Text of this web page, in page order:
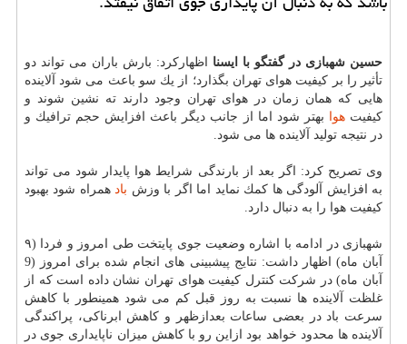
حسین شهبازی در گفتگو با ایسنا اظهاركرد: بارش باران می تواند دو
تأثیر را بر كیفیت هوای تهران بگذارد؛ از یك سو باعث می شود آلاینده
هایی كه همان زمان در هوای تهران وجود دارند ته نشین شوند و
كیفیتهوا بهتر شود اما از جانب دیگر باعث افزایش حجم ترافیك و
در نتیجه تولید آلاینده ها می شود.
وی تصریح كرد: اگر بعد از بارندگی شرایط هوا پایدار شود می تواند
به افزایش آلودگی ها كمك نماید اما اگر با وزش باد همراه شود بهبود
كیفیت هوا را به دنبال دارد.
شهبازی در ادامه با اشاره وضعیت جوی پایتخت طی امروز و فردا (۹
آبان ماه) اظهار داشت: نتایج پیشبینی های انجام شده برای امروز (9
آبان ماه) در شركت كنترل كیفیت هوای تهران نشان داده است كه از
غلظت آلاینده ها نسبت به روز قبل كم می شود همینطور با كاهش
سرعت باد در بعضی ساعات بعدازظهر و كاهش ابرناكی، پراكندگی
آلاینده ها محدود خواهد بود ازاین رو با كاهش میزان ناپایداری جوی در